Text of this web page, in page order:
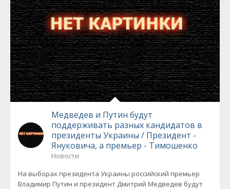
Медведев и Путин будут
поддерживать разных кандидатов в
президенты Украины / Президент -
Януковича, а премьер - Тимошенко
Новости
На выборах президента Украины российский премьер
Владимир Путин и президент Дмитрий Медведев будут